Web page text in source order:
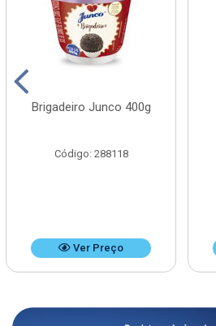
Brigadeiro Junco 400g
Código: 288118
Ver Preço